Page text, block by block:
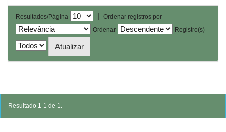
Resultados/Página |
Ordenar registros por
Ordenar
Registro(s)
Resultado 1-1 de 1.